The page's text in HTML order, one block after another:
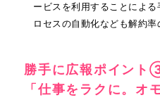
ービスを利用することによ
ロセスの自動化なども解約率
勝手に広報ポイン
「仕事をラクに。オ